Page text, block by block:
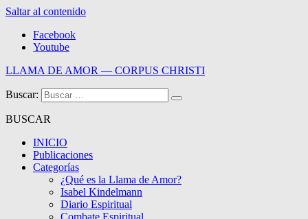
Saltar al contenido
Facebook
Youtube
LLAMA DE AMOR — CORPUS CHRISTI
Blog de la Llama de Amor
Buscar:
BUSCAR
INICIO
Publicaciones
Categorías
¿Qué es la Llama de Amor?
Isabel Kindelmann
Diario Espiritual
Combate Espiritual